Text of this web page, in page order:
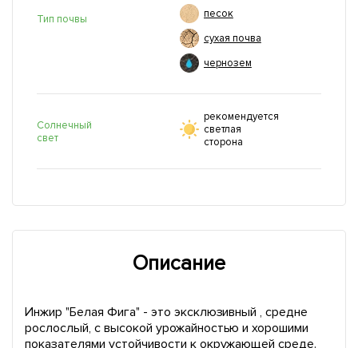
Тип почвы
песок
сухая почва
чернозем
Солнечный
свет
рекомендуется
светлая
сторона
Описание
Инжир "Белая Фига" - это эксклюзивный , средне
рослослый, с высокой урожайностью и хорошими
показателями устойчивости к окружающей среде.